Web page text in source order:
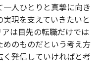
人ひとりと真摯に向き
現を支えていきたいと
は目先の転職だけでは
のものだという考え方
発信していければと考